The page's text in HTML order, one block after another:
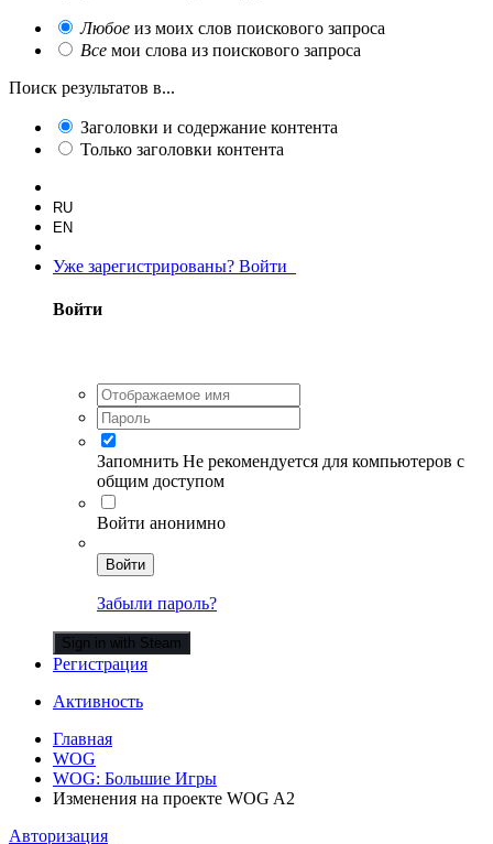
Любое из моих слов поискового запроса
Все мои слова из поискового запроса
Поиск результатов в...
Заголовки и содержание контента
Только заголовки контента
RU
EN
Уже зарегистрированы? Войти
Войти
Запомнить Не рекомендуется для компьютеров с
общим доступом
Войти анонимно
Войти
Забыли пароль?
Sign in with Steam
Регистрация
Активность
Главная
WOG
WOG: Большие Игры
Изменения на проекте WOG A2
Авторизация